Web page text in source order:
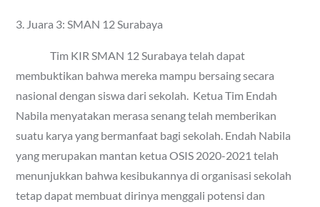
3. Juara 3: SMAN 12 Surabaya
Tim KIR SMAN 12 Surabaya telah dapat
membuktikan bahwa mereka mampu bersaing secara
nasional dengan siswa dari sekolah. Ketua Tim Endah
Nabila menyatakan merasa senang telah memberikan
suatu karya yang bermanfaat bagi sekolah. Endah Nabila
yang merupakan mantan ketua OSIS 2020-2021 telah
menunjukkan bahwa kesibukannya di organisasi sekolah
tetap dapat membuat dirinya menggali potensi dan